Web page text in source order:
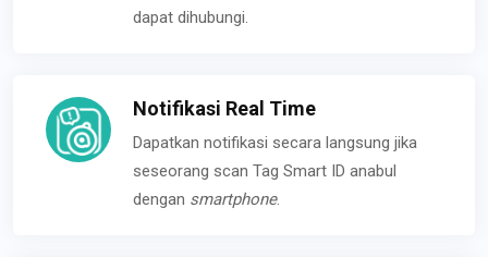
dapat dihubungi.
Notifikasi Real Time
Dapatkan notifikasi secara langsung jika
seseorang scan Tag Smart ID anabul
dengan smartphone.